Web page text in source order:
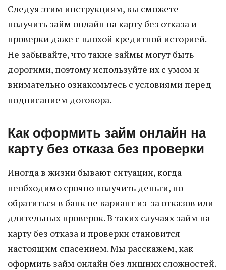
Следуя этим инструкциям, вы сможете
получить займ онлайн на карту без отказа и
проверки даже с плохой кредитной историей.
Не забывайте, что такие займы могут быть
дорогими, поэтому используйте их с умом и
внимательно ознакомьтесь с условиями перед
подписанием договора.
Как оформить займ онлайн на
карту без отказа без проверки
Иногда в жизни бывают ситуации, когда
необходимо срочно получить деньги, но
обратиться в банк не вариант из-за отказов или
длительных проверок. В таких случаях займ на
карту без отказа и проверки становится
настоящим спасением. Мы расскажем, как
оформить займ онлайн без лишних сложностей.